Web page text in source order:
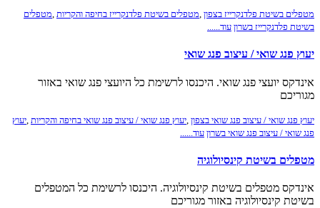
מטפלים בשיטת פלדנקרייז בצפון ,מטפלים בשיטת פלדנקרייז בחיפה והקריות ,מטפלים
בשיטת פלדנקרייז בשרון עוד......
יעוץ פנג שואי / עיצוב פנג שואי
אינדקס יועצי פנג שואי. היכנסו לרשימת כל היועצי פנג שואי באזור
מגוריכם
יעוץ פנג שואי / עיצוב פנג שואי בצפון יעוץ פנג שואי / עיצוב פנג שואי בחיפה והקריות יעוץ
פנג שואי / עיצוב פנג שואי בשרון עוד......
מטפלים בשיטת קינסיולוגיה
אינדקס מטפלים בשיטת קינסיולוגיה. היכנסו לרשימת כל המטפלים
בשיטת קינסיולוגיה באזור מגוריכם